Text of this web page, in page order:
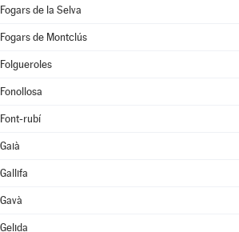
Fogars de la Selva
Fogars de Montclús
Folgueroles
Fonollosa
Font-rubí
Gaià
Gallifa
Gavà
Gelida